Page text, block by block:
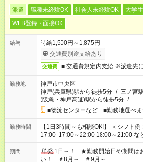
派遣 職種未経験OK 社会人未経験OK 大学
WEB登録・面接OK
給与
時給1,500円～1,875円
交通費別途支給あり
交通費 ■ 交通費規定内支給 ※派遣先
勤務地
神戸市中央区
神戸(兵庫県)駅から徒歩5分 / 三ノ宮
(阪急・神戸高速)駅から徒歩5分 / …
■物流センターなど ■勤務地選べま
勤務時間
【1日3時間～も相談OK!】 ＜シフト例＞ 9:00～12:00 12:00～
17:00 17:00～22:00 18:00～21:00 など こちら以外の時間帯
お気軽にご相談ください！
期間 単発 1日～！ ★勤務開始日や期間は
い！ ＃8月～ ＃9月～